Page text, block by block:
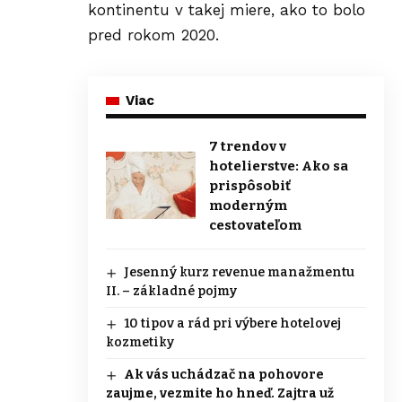
kontinentu v takej miere, ako to bolo
pred rokom 2020.
Viac
7 trendov v
hotelierstve: Ako sa
prispôsobiť
moderným
cestovateľom
Jesenný kurz revenue manažmentu
II. – základné pojmy
10 tipov a rád pri výbere hotelovej
kozmetiky
Ak vás uchádzač na pohovore
zaujme, vezmite ho hneď. Zajtra už